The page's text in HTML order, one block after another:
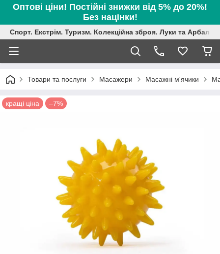
Оптові ціни! Постійні знижки від 5% до 20%!
Без націнки!
Спорт. Екстрім. Туризм. Колекційна зброя. Луки та
Товари та послуги Масажери Масажні м'ячики
кращі ціна –7%